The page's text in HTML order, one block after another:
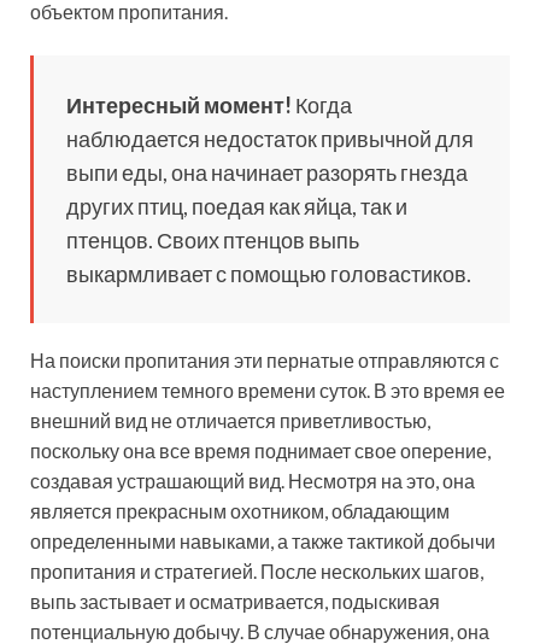
объектом пропитания.
Интересный момент! Когда
наблюдается недостаток привычной для
выпи еды, она начинает разорять гнезда
других птиц, поедая как яйца, так и
птенцов. Своих птенцов выпь
выкармливает с помощью головастиков.
На поиски пропитания эти пернатые отправляются с
наступлением темного времени суток. В это время ее
внешний вид не отличается приветливостью,
поскольку она все время поднимает свое оперение,
создавая устрашающий вид. Несмотря на это, она
является прекрасным охотником, обладающим
определенными навыками, а также тактикой добычи
пропитания и стратегией. После нескольких шагов,
выпь застывает и осматривается, подыскивая
потенциальную добычу. В случае обнаружения, она